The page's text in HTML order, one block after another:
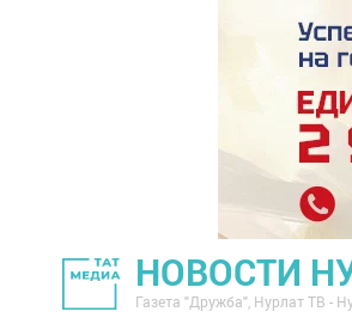
НОВОСТИ
Газета "Дружба", Нурлат ТВ -